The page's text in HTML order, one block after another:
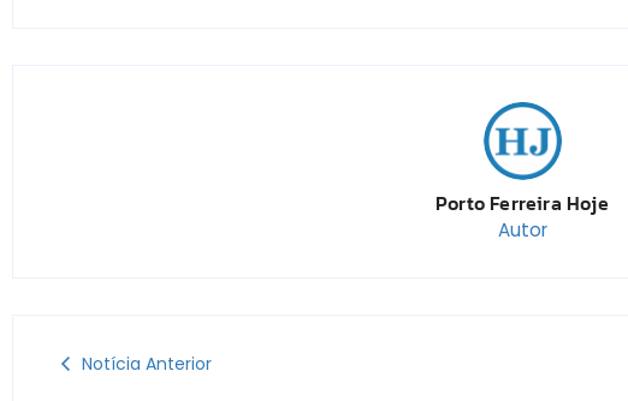
Porto Ferreira Hoje
Autor
Notícia Anterior